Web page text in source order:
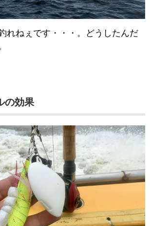
れねぇです・・・。どうしたんだ
の効果